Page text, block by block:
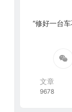
“修好一台
文章
9678